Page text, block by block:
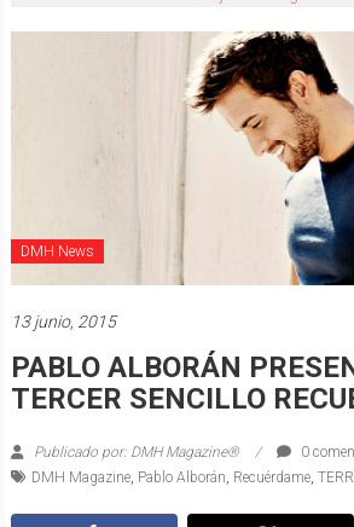
DMH News
13 junio, 2015
PABLO ALBORÁN
TERCER SENCILLO
Publicado por: DMH Magazine®
0
DMH Magazine, Pablo Alborán, Recuérdame,